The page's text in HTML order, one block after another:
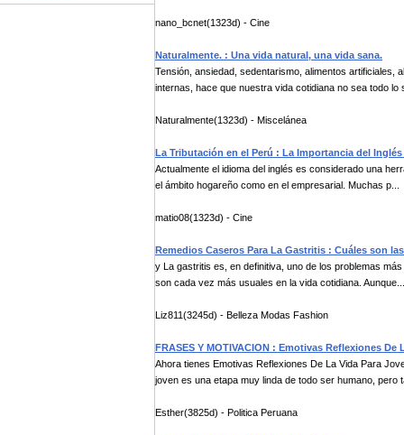
nano_bcnet(1323d) - Cine
Naturalmente. : Una vida natural, una vida sana.
Tensión, ansiedad, sedentarismo, alimentos
internas, hace que nuestra vida cotidiana no sea todo lo
Naturalmente(1323d) - Miscelánea
La Tributación en el Perú : La Importancia del
Actualmente el idioma del inglés es considerado una
el ámbito hogareño como en el empresarial. Muchas p...
matio08(1323d) - Cine
Remedios Caseros Para La Gastritis : Cuáles son
y La gastritis es, en definitiva, uno de los problemas
son cada vez más usuales en la vida cotidiana. Aunque...
Liz811(3245d) - Belleza Modas Fashion
FRASES Y MOTIVACION : Emotivas Reflexiones De
Ahora tienes Emotivas Reflexiones De La Vida Para
joven es una etapa muy linda de todo ser humano, pero
Esther(3825d) - Politica Peruana